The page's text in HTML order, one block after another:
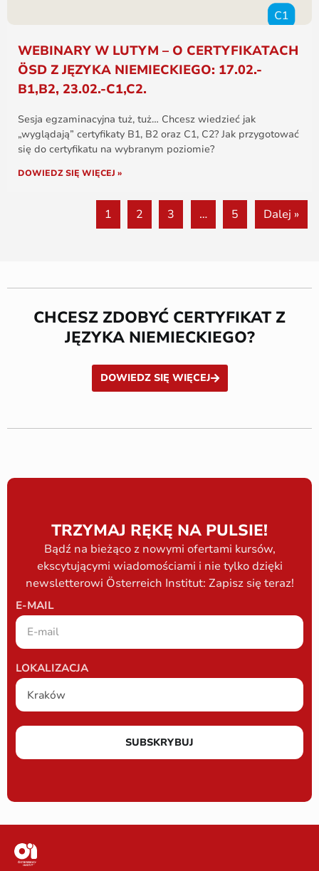
WEBINARY W LUTYM – O CERTYFIKATACH
ÖSD Z JĘZYKA NIEMIECKIEGO: 17.02.-
B1,B2, 23.02.-C1,C2.
Sesja egzaminacyjna tuż, tuż… Chcesz wiedzieć jak
„wyglądają” certyfikaty B1, B2 oraz C1, C2? Jak przygotować
się do certyfikatu na wybranym poziomie?
DOWIEDZ SIĘ WIĘCEJ »
1 2 3 … 5 Dalej »
CHCESZ ZDOBYĆ CERTYFIKAT Z
JĘZYKA NIEMIECKIEGO?
DOWIEDZ SIĘ WIĘCEJ
TRZYMAJ RĘKĘ NA PULSIE!
Bądź na bieżąco z nowymi ofertami kursów,
ekscytującymi wiadomościami i nie tylko dzięki
newsletterowi Österreich Institut: Zapisz się teraz!
E-MAIL
LOKALIZACJA
SUBSKRYBUJ